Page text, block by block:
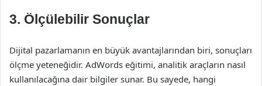
3. Ölçülebilir Sonuçlar
Dijital pazarlamanın en büyük avantajlarından biri, sonuçları
ölçme yeteneğidir. AdWords eğitimi, analitik araçların nasıl
kullanılacağına dair bilgiler sunar. Bu sayede, hangi